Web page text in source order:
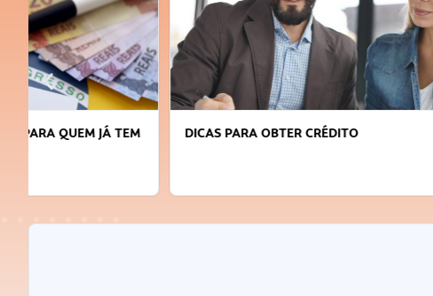
DICAS PARA OBTER CRÉDITO